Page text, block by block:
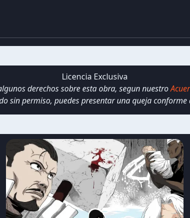
Licencia Exclusiva
derechos sobre esta obra, segun nuestro
sin permiso, puedes presentar una queja conforme